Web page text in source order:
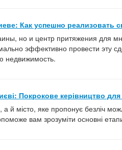
Как успешно реализовать
но и центр притяжения для
эффективно провести эту
недвижимость.
Покрокове керівництво для
й місто, яке пропонує безліч
вам зрозуміти основні